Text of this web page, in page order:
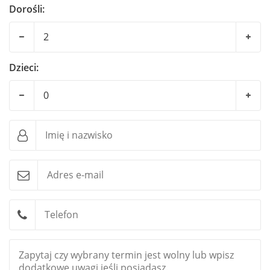
mikrofala, czajnik bezprzewodowy, komplet naczyń i
dachowe. Przy domku jest miejsce na parking, ognisko i grill z
z podwójnym łożem, drugi z dwoma łóżkami, łazienka z
czajnik bezprzewodowy, komplet naczyń i sztućców).
moskitery na okna Przy domku jest miejsce parkingowe oraz
Jednorodzinne domki 7 osobowe z dużymi tarasami 2x7 m
Dorośli:
Dzieci: